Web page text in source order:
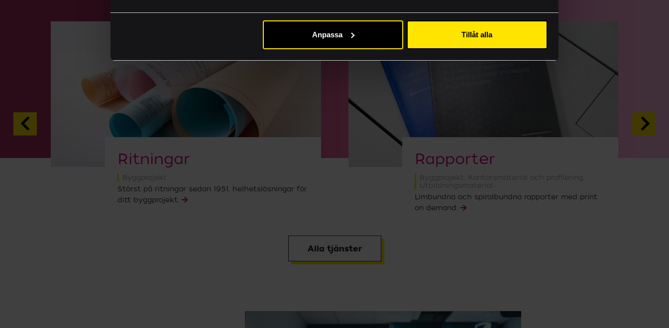
Anpassa Tillåt alla
Ritningar
Byggprojekt
Störst på ritningar sedan 1951, helhetslösningar för
ditt byggprojekt.
Rapporter
Byggprojekt Kontorsmaterial och profilering
Utbildnings­material
Limbundna och spiralbundna rapporter med print
on demand.
Alla tjänster
Jobba hos oss
Akademi